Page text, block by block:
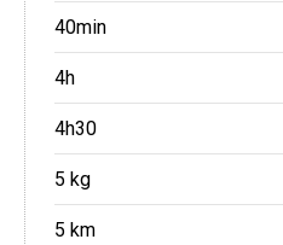
40min
4h
4h30
5 kg
5 km